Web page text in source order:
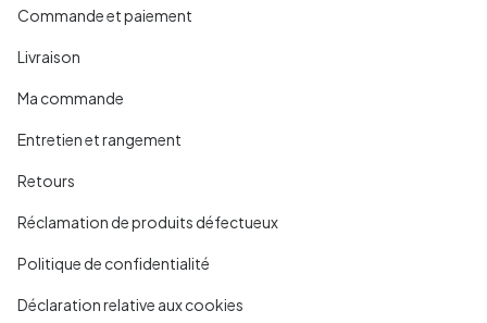
Commande et paiement
Livraison
Ma commande
Entretien et rangement
Retours
Réclamation de produits défectueux
Politique de confidentialité
Déclaration relative aux cookies